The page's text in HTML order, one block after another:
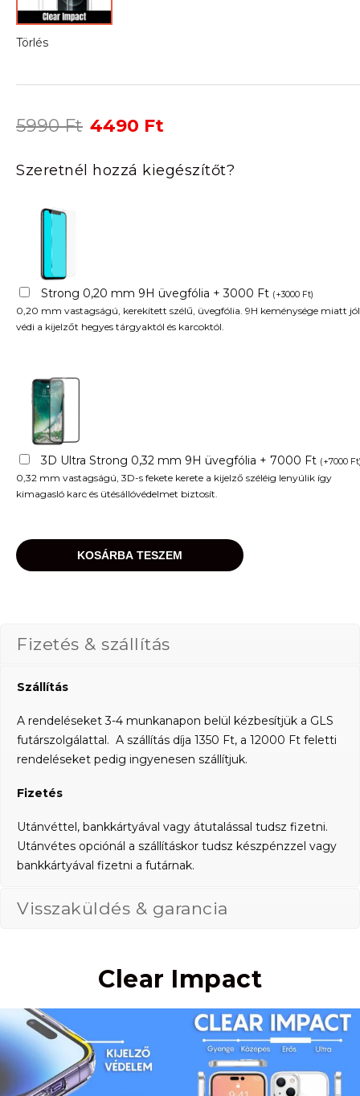
Törlés
5990Ft Original
was:
5990 Ft.
4490 Ft
is:
4490 Ft.
Szeretnél hozzá kiegészítőt?
Strong 0,20 mm 9H üvegfólia + 3000 Ft (+3000 Ft)
0,20 mm vastagságú, kerekített szélű, üvegfólia. 9H keménysége miatt jól
védi a kijelzőt hegyes tárgyaktól és karcoktól.
3D Ultra Strong 0,32 mm 9H üvegfólia + 7000 Ft (+7000 Ft
0,32 mm vastagságú, 3D-s fekete kerete a kijelző széléig lenyúlik így
kimagasló karc és ütésállóvédelmet biztosít.
KOSÁRBA TESZEM
Fizetés & szállítás
Szállítás
A rendeléseket 3-4 munkanapon belül kézbesítjük a GLS
futárszolgálattal. A szállítás díja 1350 Ft, a 12000 Ft feletti
rendeléseket pedig ingyenesen szállítjuk.
Fizetés
Utánvéttel, bankkártyával vagy átutalással tudsz fizetni.
Utánvétes opciónál a szállításkor tudsz készpénzzel vagy
bankkártyával fizetni a futárnak.
Visszaküldés & garancia
Clear Impact